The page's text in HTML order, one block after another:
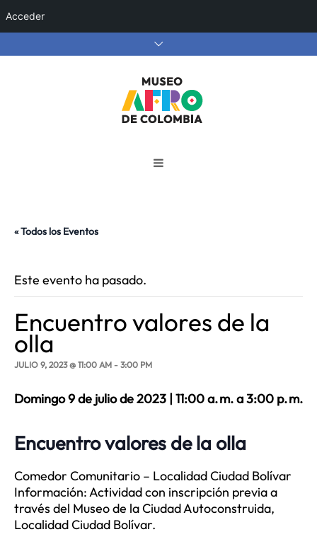
Acceder
« Todos los Eventos
Este evento ha pasado.
Encuentro valores de la
olla
JULIO 9, 2023 @ 11:00 AM - 3:00 PM
Domingo 9 de julio de 2023 | 11:00 a. m. a 3:00 p. m.
Encuentro valores de la olla
Comedor Comunitario – Localidad Ciudad Bolívar
Información: Actividad con inscripción previa a
través del Museo de la Ciudad Autoconstruida,
Localidad Ciudad Bolívar.